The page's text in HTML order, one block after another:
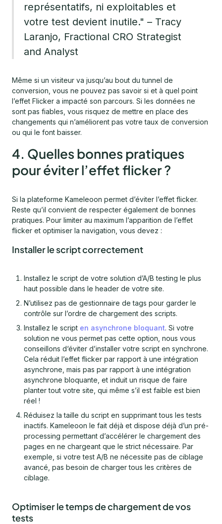
représentatifs, ni exploitables et
votre test devient inutile." – Tracy
Laranjo, Fractional CRO Strategist
and Analyst
Même si un visiteur va jusqu’au bout du tunnel de
conversion, vous ne pouvez pas savoir si et à quel point
l’effet Flicker a impacté son parcours. Si les données ne
sont pas fiables, vous risquez de mettre en place des
changements qui n’améliorent pas votre taux de conversion
ou qui le font baisser.
4. Quelles bonnes pratiques
pour éviter l’effet flicker ?
Si la plateforme Kameleoon permet d’éviter l’effet flicker.
Reste qu’il convient de respecter également de bonnes
pratiques. Pour limiter au maximum l’apparition de l’effet
flicker et optimiser la navigation, vous devez :
Installer le script correctement
Installez le script de votre solution d’A/B testing le plus
haut possible dans le header de votre site.
N’utilisez pas de gestionnaire de tags pour garder le
contrôle sur l’ordre de chargement des scripts.
Installez le script en asynchrone bloquant. Si votre
solution ne vous permet pas cette option, nous vous
conseillons d‘éviter d’installer votre script en synchrone.
Cela réduit l’effet flicker par rapport à une intégration
asynchrone, mais pas par rapport à une intégration
asynchrone bloquante, et induit un risque de faire
planter tout votre site, qui même s’il est faible est bien
réel !
Réduisez la taille du script en supprimant tous les tests
inactifs. Kameleoon le fait déjà et dispose déjà d’un pré-
processing permettant d’accélérer le chargement des
pages en ne chargeant que le strict nécessaire. Par
exemple, si votre test A/B ne nécessite pas de ciblage
avancé, pas besoin de charger tous les critères de
ciblage.
Optimiser le temps de chargement de vos
tests